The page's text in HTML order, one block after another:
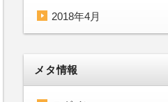
2018年4月
メタ情報